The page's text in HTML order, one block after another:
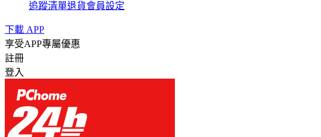
追蹤清單退貨會員設定
下載 APP
享受APP專屬優惠
註冊
登入